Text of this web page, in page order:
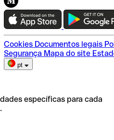
Teste a Qonto
Escolha do plano
Cookies Documentos legais
Segurança Mapa do site
pt
específicas para cada